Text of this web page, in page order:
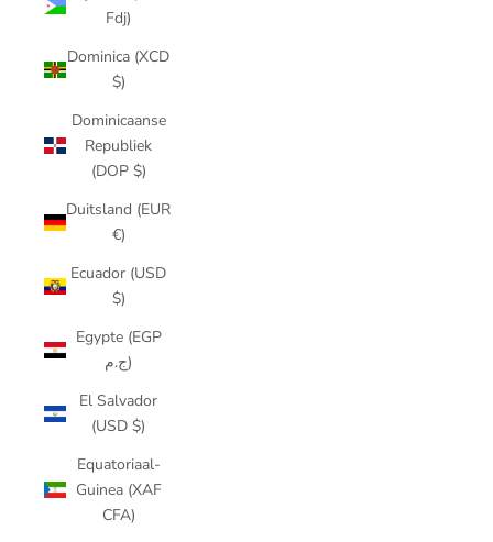
Fdj)
Dominica (XCD
$)
Dominicaanse
Republiek
(DOP $)
Duitsland (EUR
€)
Ecuador (USD
$)
Egypte (EGP
ج.م)
El Salvador
(USD $)
Equatoriaal-
Guinea (XAF
CFA)